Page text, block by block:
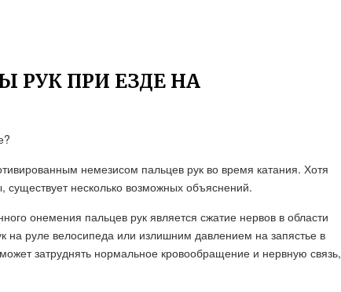
ПРИ ЕЗДЕ НА
немезисом пальцев рук во время катания. Хотя
несколько возможных объяснений.
онемения пальцев рук является сжатие нервов в области
на руле велосипеда или излишним давлением на запястье в
затруднять нормальное кровообращение и нервную связь,